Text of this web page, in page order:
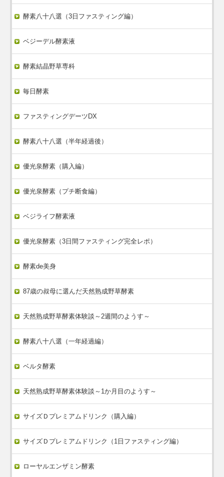
酵素八十八選（3日ファスティング編）
ベジーデル酵素液
酵素結晶野草専科
毎日酵素
ファスティングデーツDX
酵素八十八選（半年経過後）
優光泉酵素（購入編）
優光泉酵素（プチ断食編）
ベジライフ酵素液
優光泉酵素（3日間ファスティング完全レポ）
酵素de美身
87歳の叔母に選んだ天然熟成野草酵素
天然熟成野草酵素体験談～2週間のようす～
酵素八十八選（一年経過編）
ベルタ酵素
天然熟成野草酵素体験談～1か月目のようす～
サイズＤプレミアムドリンク（購入編）
サイズＤプレミアムドリンク（1日ファスティング編）
ローヤルエンザミン酵素